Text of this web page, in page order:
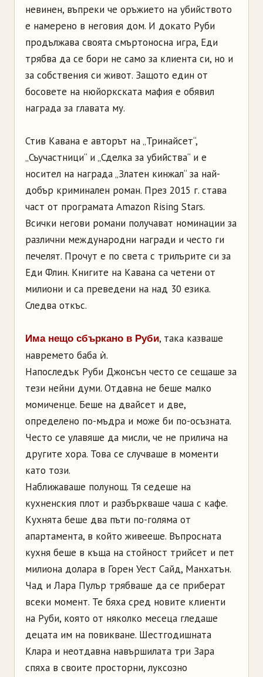
невинен, въпреки че оръжието на убийството
е намерено в неговия дом. И докато Руби
продължава своята смъртоносна игра, Еди
трябва да се бори не само за клиента си, но и
за собствения си живот. Защото един от
босовете на нюйоркската мафия е обявил
награда за главата му.
Стив Кавана е авторът на „Тринайсет“,
„Съучастници“ и „Сделка за убийства“ и е
носител на награда „Златен кинжал“ за най-
добър криминален роман. През 2015 г. става
част от програмата Amazon Rising Stars.
Всички негови романи получават номинации за
различни международни награди и често ги
печелят. Прочут е по света с трилърите си за
Еди Флин. Книгите на Кавана са четени от
милиони и са преведени на над 30 езика.
Следва откъс.
Има нещо сбъркано в Руби, така казваше
навремето баба ѝ.
Напоследък Руби Джонсън често се сещаше за
тези нейни думи. Отдавна не беше малко
момиченце. Беше на двайсет и две,
определено по-мъдра и може би по-осъзната.
Често се улавяше да мисли, че не прилича на
другите хора. Това се случваше в моменти
като този.
Наближаваше полунощ. Тя седеше на
кухненския плот и разбъркваше чаша с кафе.
Кухнята беше два пъти по-голяма от
апартамента, в който живееше. Въпросната
кухня беше в къща на стойност трийсет и пет
милиона долара в Горен Уест Сайд, Манхатън.
Чад и Лара Пулър трябваше да се приберат
всеки момент. Те бяха сред новите клиенти
на Руби, която от няколко месеца гледаше
децата им на повикване. Шестгодишната
Клара и неотдавна навършилата три Зара
спяха в своите просторни, луксозно